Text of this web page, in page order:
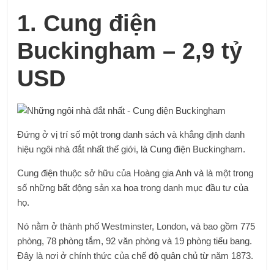
1. Cung điện
Buckingham – 2,9 tỷ
USD
Đứng ở vị trí số một trong danh sách và khẳng định danh
hiệu ngôi nhà đắt nhất thế giới, là Cung điện Buckingham.
Cung điện thuộc sở hữu của Hoàng gia Anh và là một trong
số những bất động sản xa hoa trong danh mục đầu tư của
họ.
Nó nằm ở thành phố Westminster, London, và bao gồm 775
phòng, 78 phòng tắm, 92 văn phòng và 19 phòng tiểu bang.
Đây là nơi ở chính thức của chế độ quân chủ từ năm 1873.